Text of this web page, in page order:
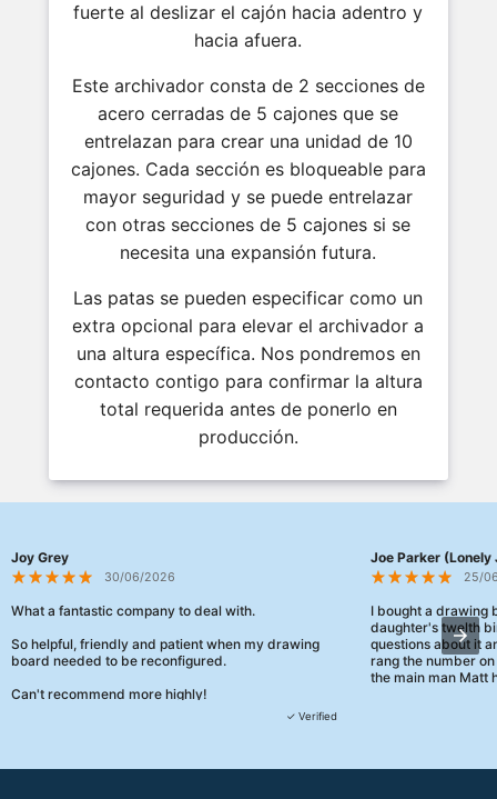
fuerte al deslizar el cajón hacia adentro y
hacia afuera.
Este archivador consta de 2 secciones de
acero cerradas de 5 cajones que se
entrelazan para crear una unidad de 10
cajones. Cada sección es bloqueable para
mayor seguridad y se puede entrelazar
con otras secciones de 5 cajones si se
necesita una expansión futura.
Las patas se pueden especificar como un
extra opcional para elevar el archivador a
una altura específica. Nos pondremos en
contacto contigo para confirmar la altura
total requerida antes de ponerlo en
producción.
Joy Grey
30/06/2026
What a fantastic company to deal with.
So helpful, friendly and patient when my drawing
board needed to be reconfigured.
Can't recommend more highly!
✓ Verified
Joe Parker (Lonely
25/
I bought a drawing
daughter's twelth
questions about it
rang the number
the main man Matt